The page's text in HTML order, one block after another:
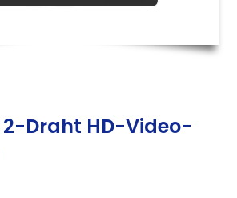
2-Draht HD-Video-